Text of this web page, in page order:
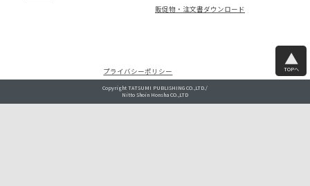
販促物・注文書ダウンロード
プライバシーポリシー TOPへ
Copyright TATSUMI PUBLISHING CO.,LTD./
Nitto Shoin Honsha CO.,LTD